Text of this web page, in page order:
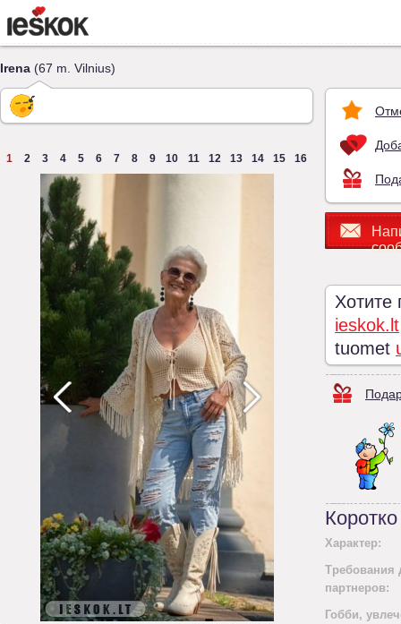
Irena (67 m. Vilnius)
1 2 3 4 5 6 7 8 9 10 11 12 13 14 15 16
Хотите
ieskok.lt
tuomet
Характер:
Требования
партнеров:
Гобби,